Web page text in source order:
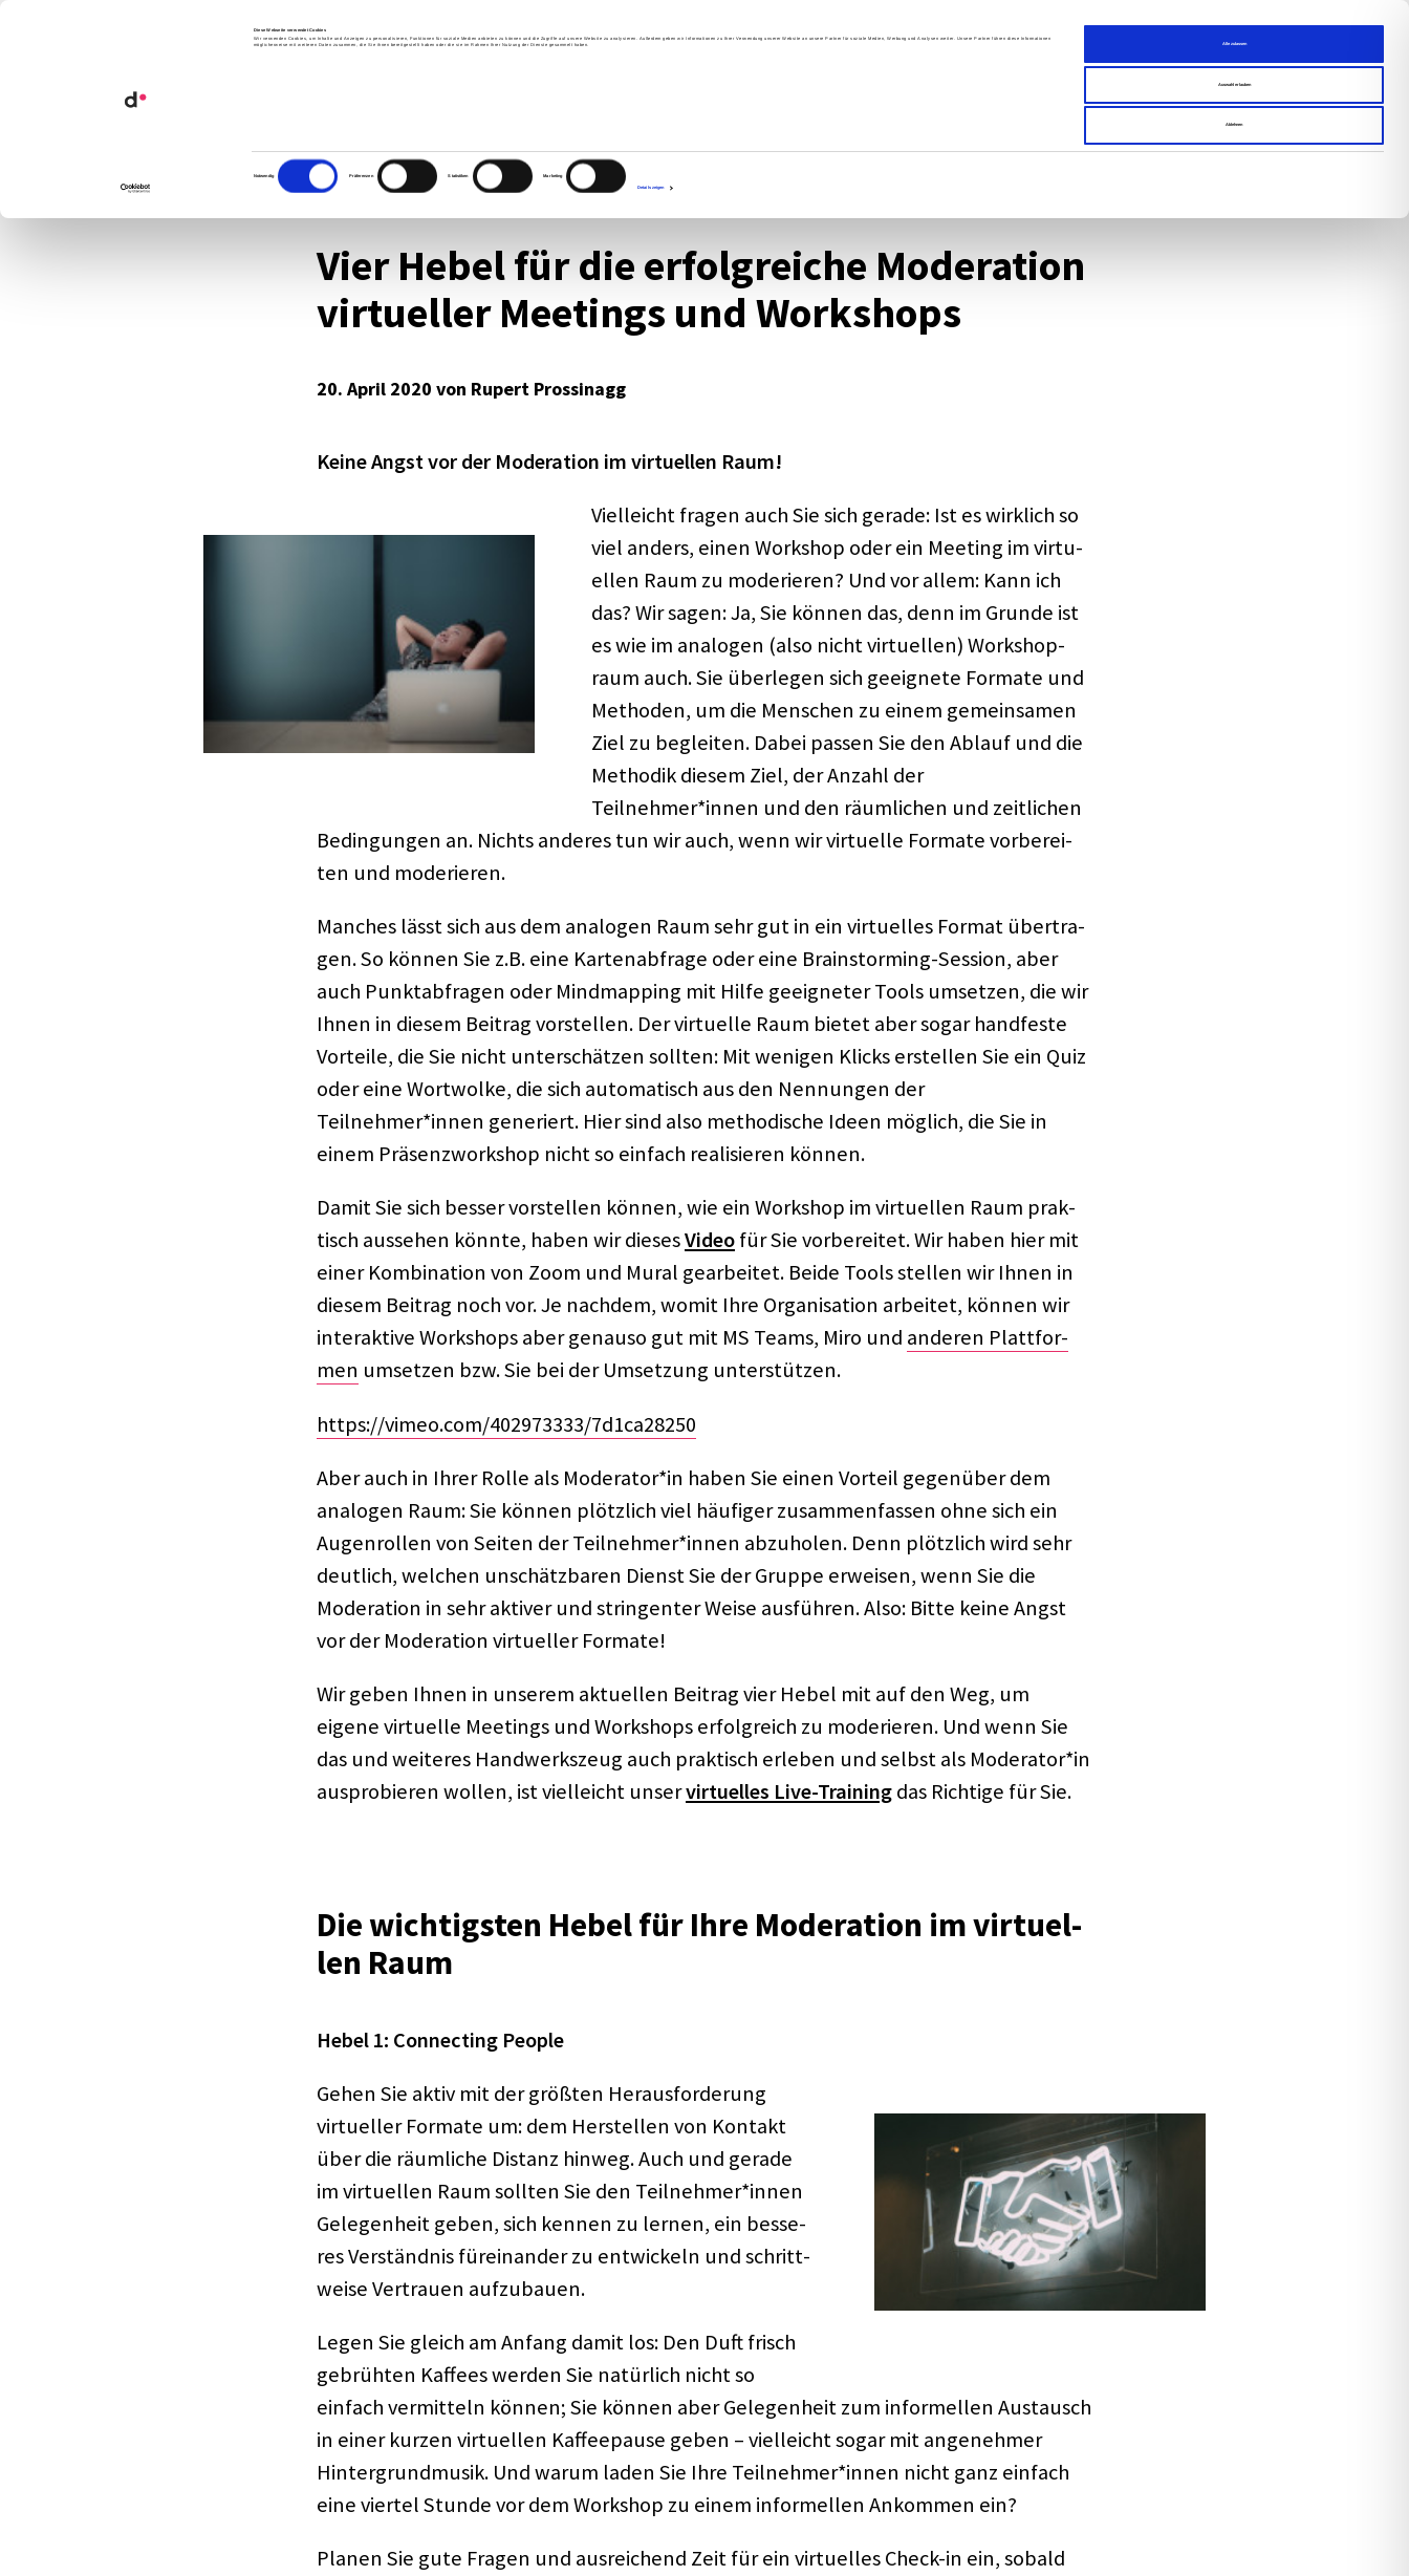
Diese Webseite verwendet Cookies
Wir verwenden Cookies, um Inhalte und Anzeigen zu personalisieren, Funktionen für soziale Medien anbieten zu können und die Zugriffe auf unsere Website zu analysieren. Außerdem geben wir Informationen zu Ihrer Verwendung unserer Website an unsere Partner für soziale Medien, Werbung und Analysen weiter. Unsere Partner führen diese Informationen
möglicherweise mit weiteren Daten zusammen, die Sie ihnen bereitgestellt haben oder die sie im Rahmen Ihrer Nutzung der Dienste gesammelt haben.
Einwilligungsauswahl
Notwendig
Präferenzen Statistiken Marketing
Details zeigen
Alle zulassen
Auswahl erlauben
Ablehnen
Über uns
Blog
Orga­ni­sa­ti­ons­ent­wick­lung Mode­ra­tion
Academy
Vier Hebel für die erfolg­rei­che Mode­ra­tion
virtu­el­ler Meetings und Work­shops
20. April 2020 von Rupert Prossinagg
Keine Angst vor der Mode­ra­tion im virtu­el­len Raum!
Viel­leicht fragen auch Sie sich gerade: Ist es wirk­lich so
viel anders, einen Work­shop oder ein Meeting im virtu­
el­len Raum zu mode­rie­ren? Und vor allem: Kann ich
das? Wir sagen: Ja, Sie können das, denn im Grunde ist
es wie im analo­gen (also nicht virtu­el­len) Work­shop­
raum auch. Sie über­le­gen sich geeig­nete Formate und
Metho­den, um die Menschen zu einem gemein­sa­men
Ziel zu beglei­ten. Dabei passen Sie den Ablauf und die
Metho­dik diesem Ziel, der Anzahl der
Teilnehmer*innen und den räum­li­chen und zeit­li­chen
Bedin­gun­gen an. Nichts ande­res tun wir auch, wenn wir virtu­elle Formate vorbe­rei­
ten und mode­rie­ren.
Manches lässt sich aus dem analo­gen Raum sehr gut in ein virtu­el­les Format über­tra­
gen. So können Sie z.B. eine Karten­ab­frage oder eine Brain­stor­ming-Session, aber
auch Punkt­ab­fra­gen oder Mind­map­ping mit Hilfe geeig­ne­ter Tools umset­zen, die wir
Ihnen in diesem Beitrag vorstel­len. Der virtu­elle Raum bietet aber sogar hand­feste
Vorteile, die Sie nicht unter­schät­zen soll­ten: Mit weni­gen Klicks erstel­len Sie ein Quiz
oder eine Wort­wolke, die sich auto­ma­tisch aus den Nennun­gen der
Teilnehmer*innen gene­riert. Hier sind also metho­di­sche Ideen möglich, die Sie in
einem Präsenz­work­shop nicht so einfach reali­sie­ren können.
Damit Sie sich besser vorstel­len können, wie ein Work­shop im virtu­el­len Raum prak­
tisch ausse­hen könnte, haben wir diesesVideofür Sie vorbe­rei­tet. Wir haben hier mit
einer Kombi­na­tion von Zoom und Mural gear­bei­tet. Beide Tools stel­len wir Ihnen in
diesem Beitrag noch vor. Je nach­dem, womit Ihre Orga­ni­sa­tion arbei­tet, können wir
inter­ak­tive Work­shops aber genauso gut mit MS Teams, Miro und ande­ren Platt­for­
men umset­zen bzw. Sie bei der Umset­zung unter­stüt­zen.
https://vimeo.com/402973333/7d1ca28250
Aber auch in Ihrer Rolle als Moderator*in haben Sie einen Vorteil gegen­über dem
analo­gen Raum: Sie können plötz­lich viel häufi­ger zusam­men­fas­sen ohne sich ein
Augen­rol­len von Seiten der Teilnehmer*innen abzu­ho­len. Denn plötz­lich wird sehr
deut­lich, welchen unschätz­ba­ren Dienst Sie der Gruppe erwei­sen, wenn Sie die
Mode­ra­tion in sehr akti­ver und strin­gen­ter Weise ausfüh­ren. Also: Bitte keine Angst
vor der Mode­ra­tion virtu­el­ler Formate!
Wir geben Ihnen in unse­rem aktu­el­len Beitrag vier Hebel mit auf den Weg, um
eigene virtu­elle Meetings und Work­shops erfolg­reich zu mode­rie­ren. Und wenn Sie
das und weite­res Hand­werks­zeug auch prak­tisch erle­ben und selbst als Moderator*in
auspro­bie­ren wollen, ist viel­leicht unservirtu­el­les Live-Trai­ningdas Rich­tige für Sie.
Die wich­tigs­ten Hebel für Ihre Mode­ra­tion im virtu­el­
len Raum
Hebel 1: Connec­ting People
Gehen Sie aktiv mit der größ­ten Heraus­for­de­rung
virtu­el­ler Formate um: dem Herstel­len von Kontakt
über die räum­li­che Distanz hinweg. Auch und gerade
im virtu­el­len Raum soll­ten Sie den Teilnehmer*innen
Gele­gen­heit geben, sich kennen zu lernen, ein besse­
res Verständ­nis fürein­an­der zu entwi­ckeln und schritt­
weise Vertrauen aufzu­bauen.
Legen Sie gleich am Anfang damit los: Den Duft frisch
gebrüh­ten Kaffees werden Sie natür­lich nicht so
einfach vermit­teln können; Sie können aber Gele­gen­heit zum infor­mel­len Austausch
in einer kurzen virtu­el­len Kaffee­pause geben – viel­leicht sogar mit ange­neh­mer
Hinter­grund­mu­sik. Und warum laden Sie Ihre Teilnehmer*innen nicht ganz einfach
eine vier­tel Stunde vor dem Work­shop zu einem infor­mel­len Ankom­men ein?
Planen Sie gute Fragen und ausrei­chend Zeit für ein virtu­el­les Check-in ein, sobald